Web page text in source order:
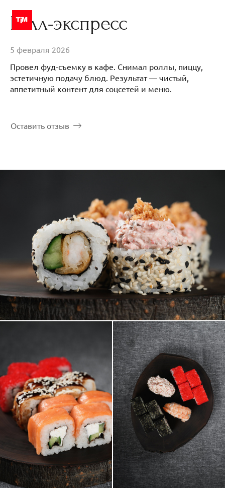
Ролл-экспресс
5 февраля 2026
Провел фуд-съемку в кафе. Снимал роллы, пиццу,
эстетичную подачу блюд. Результат — чистый,
аппетитный контент для соцсетей и меню.
Оставить отзыв